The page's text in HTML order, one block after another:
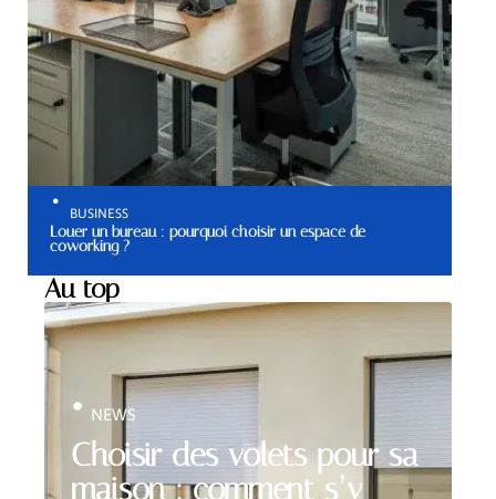
BUSINESS
Louer un bureau : pourquoi choisir un espace de
coworking ?
Au top
Choisir des volets pour sa
maison : comment s’y
NEWS